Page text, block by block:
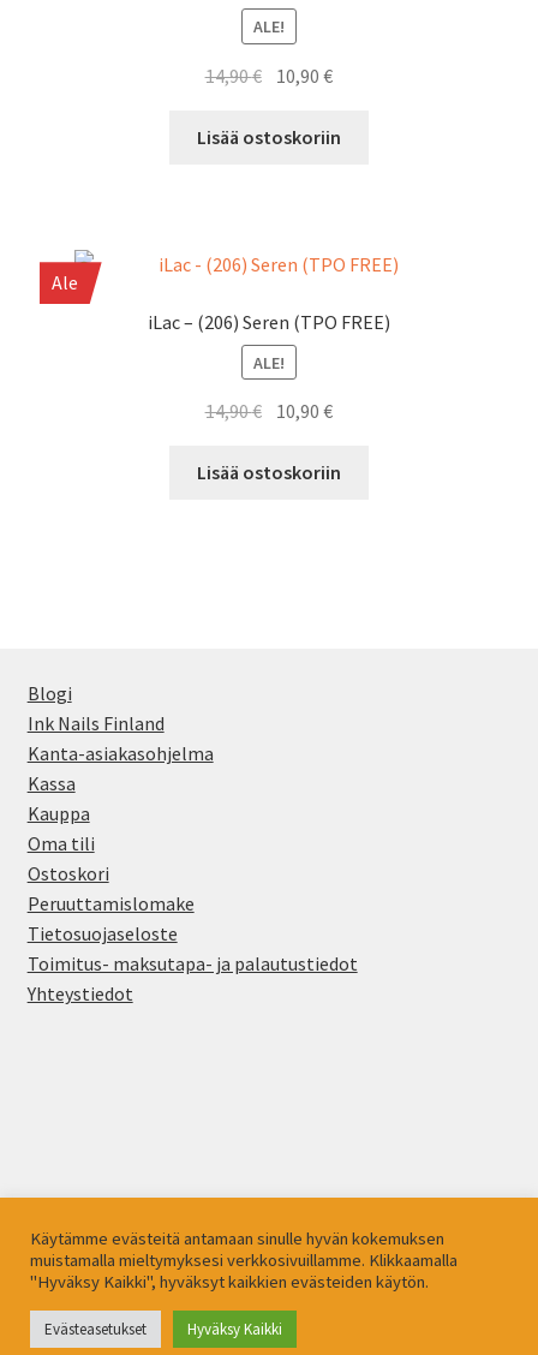
ALE!
14,90€ Alkuperäinen
oli:
10,90€Nykyinen
on:
Lisää ostoskoriin
Ale
iLac – (206) Seren (TPO FREE)
ALE!
14,90€ Alkuperäinen
oli:
10,90€Nykyinen
on:
Lisää ostoskoriin
Blogi
Ink Nails Finland
Kanta-asiakasohjelma
Kassa
Kauppa
Oma tili
Ostoskori
Peruuttamislomake
Tietosuojaseloste
Toimitus- maksutapa- ja palautustiedot
Yhteystiedot
Tietosuojaseloste
Built with WooCommerce.
Käytämme evästeitä antamaan sinulle hyvän kokemuksen
muistamalla mieltymyksesi verkkosivuillamme. Klikkaamalla
"Hyväksy Kaikki", hyväksyt kaikkien evästeiden käytön.
Evästeasetukset Hyväksy Kaikki